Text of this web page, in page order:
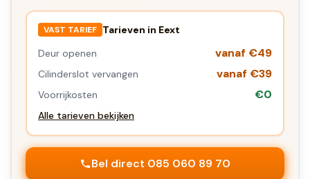
VAST TARIEF Tarieven in Eext
Deur openen
vanaf €49
Cilinderslot vervangen vanaf €39
Voorrijkosten €0
Alle tarieven bekijken
Bel direct 085 060 89 70